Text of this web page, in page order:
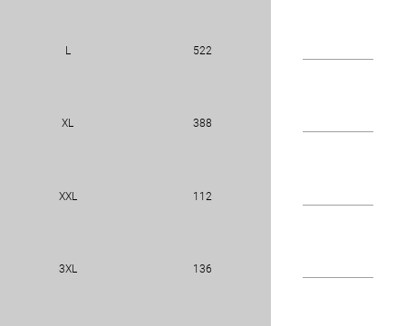
L 522
XL 388
XXL 112
3XL 136